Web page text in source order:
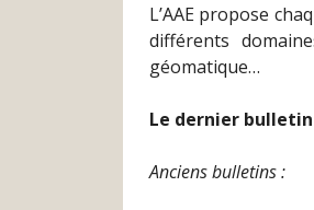
L’AAE propose
différents
géomatique…
Le dernier
Anciens bulletins :